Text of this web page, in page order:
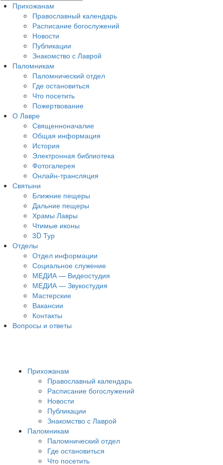
Прихожанам
Православный календарь
Расписание богослужений
Новости
Публикации
Знакомство с Лаврой
Паломникам
Паломнический отдел
Где остановиться
Что посетить
Пожертвование
О Лавре
Священноначалие
Общая информация
История
Электронная библиотека
Фотогалерея
Онлайн-трансляция
Святыни
Ближние пещеры
Дальние пещеры
Храмы Лавры
Чтимые иконы
3D Тур
Отделы
Отдел информации
Социальное служение
МЕДИА — Видеостудия
МЕДИА — Звукостудия
Мастерские
Вакансии
Контакты
Вопросы и ответы
Прихожанам
Православный календарь
Расписание богослужений
Новости
Публикации
Знакомство с Лаврой
Паломникам
Паломнический отдел
Где остановиться
Что посетить